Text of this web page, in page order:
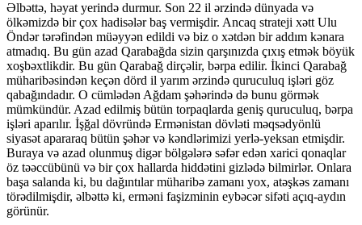
Əlbəttə, həyat yerində durmur. Son 22 il ərzində dünyada və
ölkəmizdə bir çox hadisələr baş vermişdir. Ancaq strateji xətt Ulu
Öndər tərəfindən müəyyən edildi və biz o xətdən bir addım kənara
atmadıq. Bu gün azad Qarabağda sizin qarşınızda çıxış etmək böyük
xoşbəxtlikdir. Bu gün Qarabağ dirçəlir, bərpa edilir. İkinci Qarabağ
müharibəsindən keçən dörd il yarım ərzində quruculuq işləri göz
qabağındadır. O cümlədən Ağdam şəhərində də bunu görmək
mümkündür. Azad edilmiş bütün torpaqlarda geniş quruculuq, bərpa
işləri aparılır. İşğal dövründə Ermənistan dövləti məqsədyönlü
siyasət apararaq bütün şəhər və kəndlərimizi yerlə-yeksan etmişdir.
Buraya və azad olunmuş digər bölgələrə səfər edən xarici qonaqlar
öz təəccübünü və bir çox hallarda hiddətini gizlədə bilmirlər. Onlara
başa salanda ki, bu dağıntılar müharibə zamanı yox, atəşkəs zamanı
törədilmişdir, əlbəttə ki, erməni faşizminin eybəcər sifəti açıq-aydın
görünür.